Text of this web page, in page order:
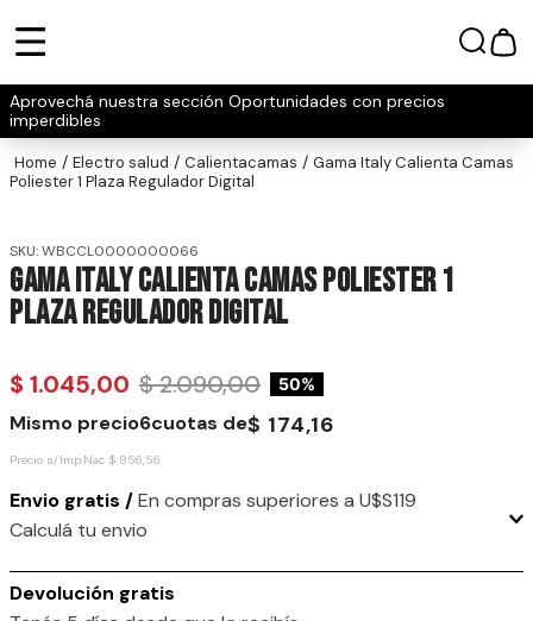
Aprovechá nuestra sección Oportunidades con precios
imperdibles
electro salud calientacamas
Gama Italy Calienta Camas
Poliester 1 Plaza Regulador Digital
SKU:WBCCL0000000066
Gama Italy Calienta Camas Poliester 1
Plaza Regulador Digital
$ 1.045,00 $2.090,00 50%
Mismo precio6cuotas de$ 174,16
Precio s/Imp.Nac $ 856,56
Envio gratis /En compras superiores a U$S119
Calculá tu envio
Devolución gratis